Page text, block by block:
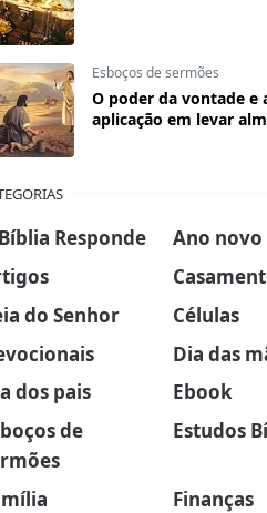
Esboços de sermões
O poder da vontade e
aplicação em levar
Responde
Ano novo
do Senhor
Células
Dia das
dos pais
Ebook
de
Estudos
Finanças